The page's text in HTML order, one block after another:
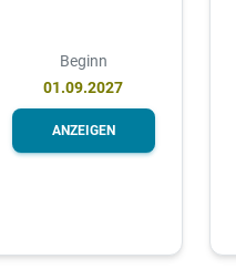
Beginn
01.09.2027
ANZEIGEN